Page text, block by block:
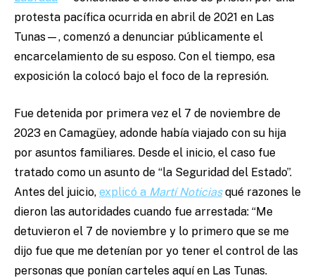
protesta pacífica ocurrida en abril de 2021 en Las
Tunas—, comenzó a denunciar públicamente el
encarcelamiento de su esposo. Con el tiempo, esa
exposición la colocó bajo el foco de la represión.
Fue detenida por primera vez el 7 de noviembre de
2023 en Camagüey, adonde había viajado con su hija
por asuntos familiares. Desde el inicio, el caso fue
tratado como un asunto de “la Seguridad del Estado”.
Antes del juicio, explicó a Martí Noticiasqué razones le
dieron las autoridades cuando fue arrestada: “Me
detuvieron el 7 de noviembre y lo primero que se me
dijo fue que me detenían por yo tener el control de las
personas que ponían carteles aquí en Las Tunas.